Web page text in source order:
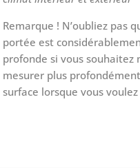
Remarque ! N’oubliez pas
portée est
profonde si vous souhaitez
mesurer plus
surface lorsque vous